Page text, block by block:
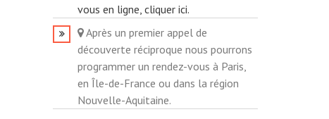
vous en ligne, cliquer ici.
Après un premier appel de
découverte réciproque nous pourrons
programmer un rendez-vous à Paris,
en Île-de-France ou dans la région
Nouvelle-Aquitaine.